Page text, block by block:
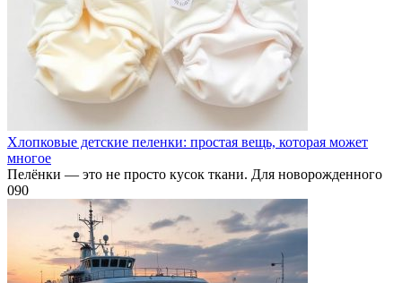
Хлопковые детские пеленки: простая вещь, которая может
многое
Пелёнки — это не просто кусок ткани. Для новорожденного
090